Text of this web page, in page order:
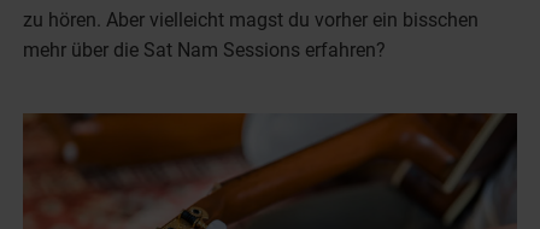
zu hören. Aber vielleicht magst du vorher ein bisschen
mehr über die Sat Nam Sessions erfahren?